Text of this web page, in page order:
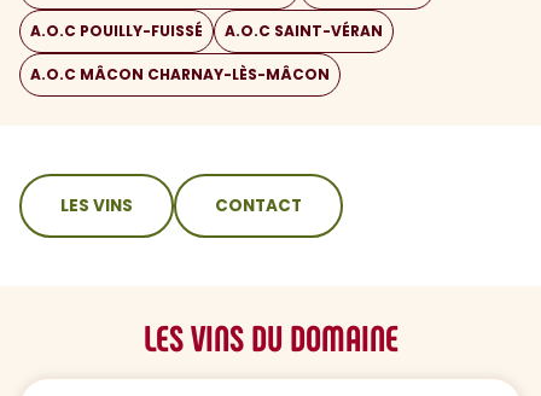
A.O.C POUILLY-FUISSÉ A.O.C SAINT-VÉRAN
A.O.C MÂCON CHARNAY-LÈS-MÂCON
sommaire
LES VINS CONTACT
LES VINS DU DOMAINE